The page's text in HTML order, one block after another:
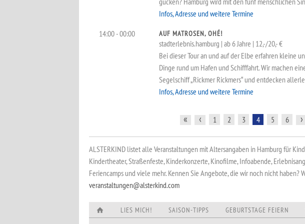
Infos, Adresse und weitere Termine
14:00 - 00:00
AUF MATROSEN, OHÉ!
stadterlebnis.hamburg | ab 6 Jahre | 12,-/20,- €
Bei dieser Tour an und auf der Elbe erfahren kleine
Dinge rund um Hafen und Schifffahrt. Wir machen
Segelschiff „Rickmer Rickmers“ und entdecken
Infos, Adresse und weitere Termine
« ‹ 1 2 3 4 5 6 ›
ALSTERKIND listet alle Veranstaltungen mit Altersangaben in Hamburg für
Kindertheater, Straßenfeste, Kinderkonzerte, Kinofilme, Infoabende,
Feriencamps und viele mehr. Kennen Sie Angebote, die wir noch nicht haben?
veranstaltungen@alsterkind.com
LIES MICH! SAISON-TIPPS GEBURTSTAGE FEIERN